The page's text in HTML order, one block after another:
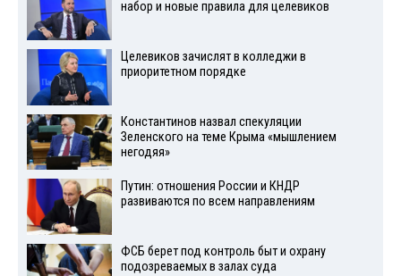
набор и новые правила для целевиков
Целевиков зачислят в колледжи в
приоритетном порядке
Константинов назвал спекуляции
Зеленского на теме Крыма «мышлением
негодяя»
Путин: отношения России и КНДР
развиваются по всем направлениям
ФСБ берет под контроль быт и охрану
подозреваемых в залах суда